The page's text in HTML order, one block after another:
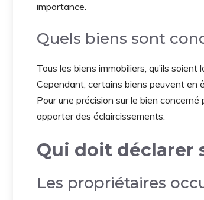
importance.
Quels biens sont
Tous les biens immobiliers, qu’ils
Cependant, certains biens peuvent en
Pour une précision sur le bien
apporter des éclaircissements.
Qui doit déclarer
Les propriétaires